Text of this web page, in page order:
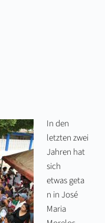
In den
letzten zwei
Jahren hat
sich
etwas geta
n in José
Maria